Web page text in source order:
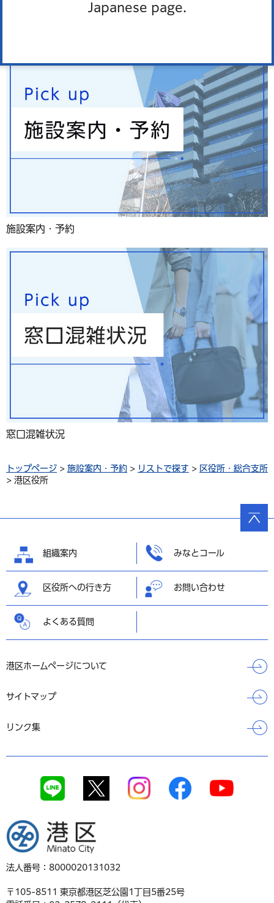
Japanese page.
施設案内・予約
窓口混雑状況
トップページ > 施設案内・予約 > リストで探す > 区役所・総合支所
> 港区役所
組織案内 みなとコール
区役所への行き方 お問い合わせ
よくある質問
港区ホームページについて
サイトマップ
リンク集
港区
法人番号：8000020131032
〒105-8511 東京都港区芝公園1丁目5番25号
ページ
の先頭